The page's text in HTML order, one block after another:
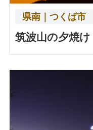
県南｜つくば市
筑波山の夕焼け